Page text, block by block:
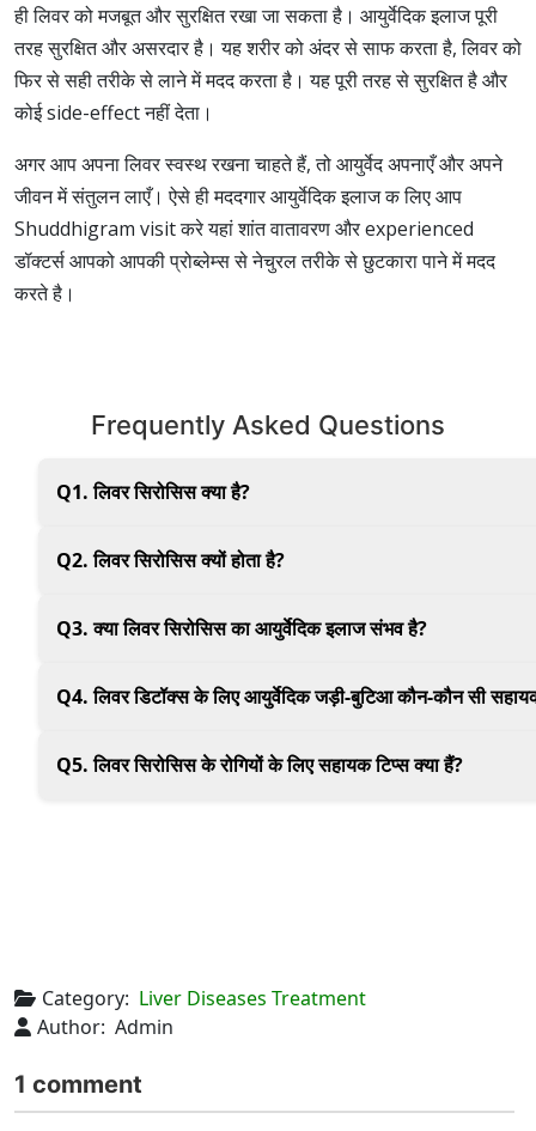
ही लिवर को मजबूत और सुरक्षित रखा जा सकता है। आयुर्वेदिक इलाज पूरी
तरह सुरक्षित और असरदार है। यह शरीर को अंदर से साफ करता है, लिवर को
फिर से सही तरीके से लाने में मदद करता है। यह पूरी तरह से सुरक्षित है और
कोई side-effect नहीं देता।
अगर आप अपना लिवर स्वस्थ रखना चाहते हैं, तो आयुर्वेद अपनाएँ और अपने
जीवन में संतुलन लाएँ। ऐसे ही मददगार आयुर्वेदिक इलाज क लिए आप
Shuddhigram visit करे यहां शांत वातावरण और experienced
डॉक्टर्स आपको आपकी प्रोब्लेम्स से नेचुरल तरीके से छुटकारा पाने में मदद
करते है।
Frequently Asked Questions
Q1. लिवर सिरोसिस क्या है?
Q2. लिवर सिरोसिस क्यों होता है?
Q3. क्या लिवर सिरोसिस का आयुर्वेदिक इलाज संभव है?
Q4. लिवर डिटॉक्स के लिए आयुर्वेदिक जड़ी-बुटिआ कौन-कौन सी
Q5. लिवर सिरोसिस के रोगियों के लिए सहायक टिप्स क्या हैं?
Category: Liver Diseases Treatment
Author: Admin
1 comment